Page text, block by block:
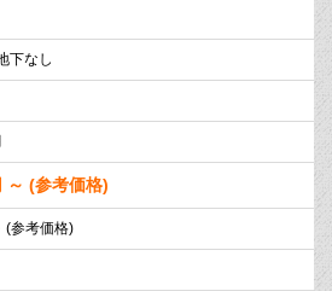
下なし
～ (参考価格)
(参考価格)